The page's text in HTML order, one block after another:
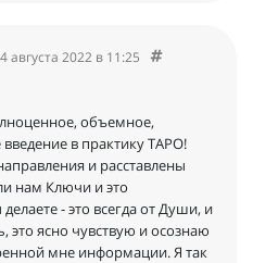
августа 2022 в 11:25
объемное,
в практику ТАРО!
и расставлены
нам Ключи и это
- это всегда от Души, и
это ясно чувствую и осознаю
мне информации. Я так